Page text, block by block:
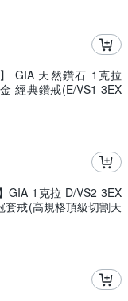
】 GIA 天然鑽石 1克拉
經典鑽戒(E/VS1 3EX
GIA 1克拉 D/VS2 3EX
套戒(高規格頂級切割天